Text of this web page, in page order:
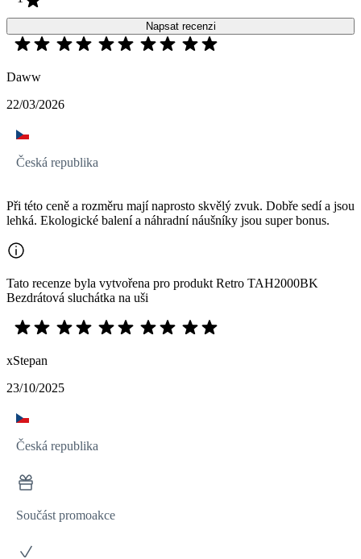
Napsat recenzi
Daww
22/03/2026
Česká republika
Při této ceně a rozměru mají naprosto skvělý zvuk. Dobře sedí a jsou
lehká. Ekologické balení a náhradní náušníky jsou super bonus.
Tato recenze byla vytvořena pro produkt Retro TAH2000BK
Bezdrátová sluchátka na uši
xStepan
23/10/2025
Česká republika
Součást promoakce